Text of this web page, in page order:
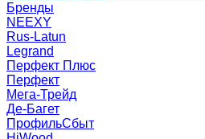
Бренды
NEEXY
Rus-Latun
Legrand
Перфект Плюс
Перфект
Мега-Трейд
Де-Багет
ПрофильСбыт